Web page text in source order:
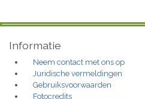
Informatie
Neem contact met ons op
Juridische vermeldingen
Gebruiksvoorwaarden
Fotocredits